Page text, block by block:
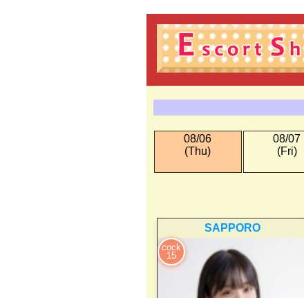
08/06
(Thu)
08/07
(Fri)
SAPPORO
cock
15